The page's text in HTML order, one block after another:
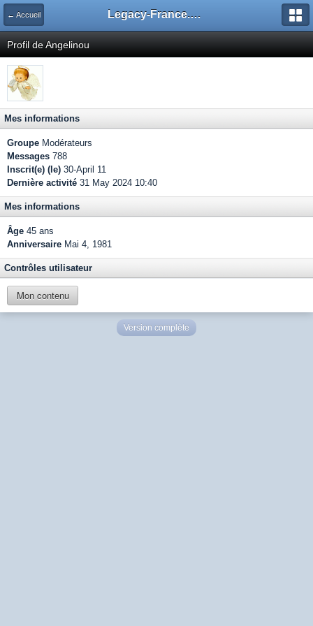
← Accueil Legacy-France.org - Forum
Profil de Angelinou
Mes informations
Groupe Modérateurs
Messages 788
Inscrit(e) (le) 30-April 11
Dernière activité 31 May 2024 10:40
Mes informations
Âge 45 ans
Anniversaire Mai 4, 1981
Contrôles utilisateur
Mon contenu
Version complète